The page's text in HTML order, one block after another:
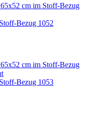
Bezug 1052
Bezug 1053